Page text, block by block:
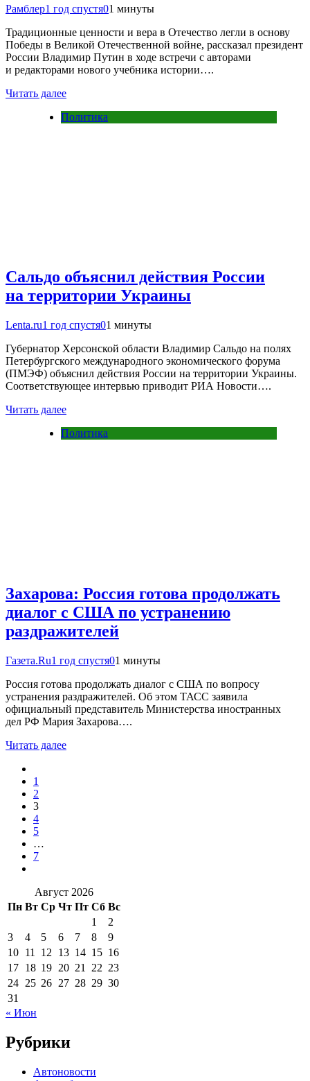
Рамблер1 год спустя01 минуты
Традиционные ценности и вера в Отечество легли в основу
Победы в Великой Отечественной войне, рассказал президент
России Владимир Путин в ходе встречи с авторами
и редакторами нового учебника истории….
Читать далее
Политика
Сальдо объяснил действия России
на территории Украины
Lenta.ru1 год спустя01 минуты
Губернатор Херсонской области Владимир Сальдо на полях
Петербургского международного экономического форума
(ПМЭФ) объяснил действия России на территории Украины.
Соответствующее интервью приводит РИА Новости….
Читать далее
Политика
Захарова: Россия готова продолжать
диалог с США по устранению
раздражителей
Газета.Ru1 год спустя01 минуты
Россия готова продолжать диалог с США по вопросу
устранения раздражителей. Об этом ТАСС заявила
официальный представитель Министерства иностранных
дел РФ Мария Захарова….
Читать далее
1
2
3
4
5
…
7
Август 2026
Пн Вт Ср Чт Пт Сб Вс
1
2
3
4 5 6 7 8
9
10 11 12 13 14 15 16
17 18 19 20 21 22 23
24 25 26 27 28 29 30
31
« Июн
Рубрики
Автоновости